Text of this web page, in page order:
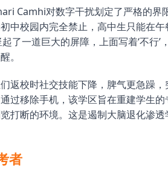
Camhi对数字干扰划定了严格的界
中校园内完全禁止，高中生只能在
了一道巨大的屏障，上面写着‘不行’
。
返校时社交技能下降，脾气更急躁
过移除手机，该学区旨在重建学生
打断的环境。这是遏制大脑退化渗
者